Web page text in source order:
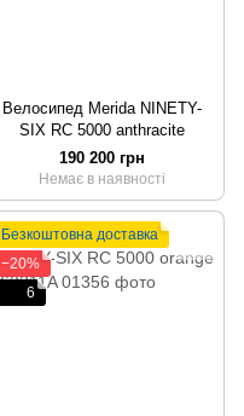
Велосипед Merida NINETY-
SIX RC 5000 anthracite
190 200 грн
Немає в наявності
Безкоштовна доставка
−20%
6